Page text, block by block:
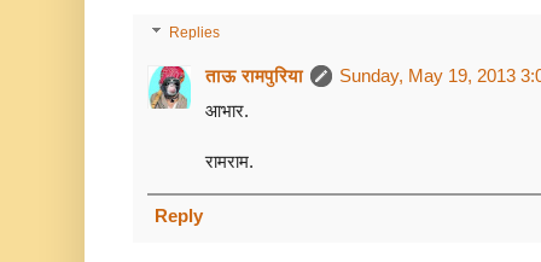
Replies
ताऊ रामपुरिया
Sunday, May 19, 2013
आभार.
रामराम.
Reply